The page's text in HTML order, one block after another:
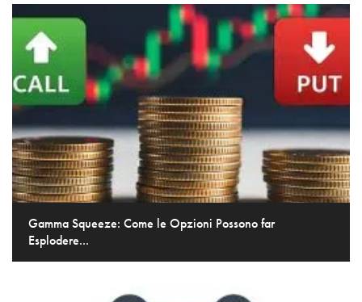
Gamma Squeeze: Come le Opzioni Possono far
Esplodere...